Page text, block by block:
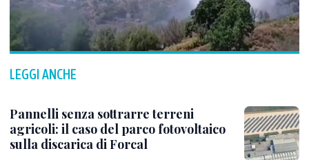
LEGGI ANCHE
Pannelli senza sottrarre terreni
agricoli: il caso del parco fotovoltaico
sulla discarica di Forcal